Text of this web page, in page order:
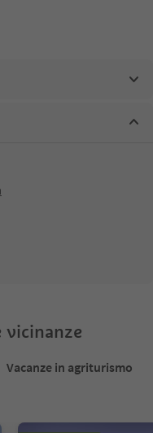
Vacanze in agriturismo